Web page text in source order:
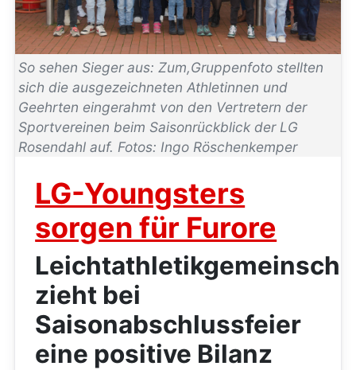
So sehen Sieger aus: Zum,Gruppenfoto stellten
sich die ausgezeichneten Athletinnen und
Geehrten eingerahmt von den Vertretern der
Sportvereinen beim Saisonrückblick der LG
Rosendahl auf. Fotos: Ingo Röschenkemper
LG-Youngsters
sorgen für Furore
zieht bei
Saisonabschlussfeier
eine positive Bilanz